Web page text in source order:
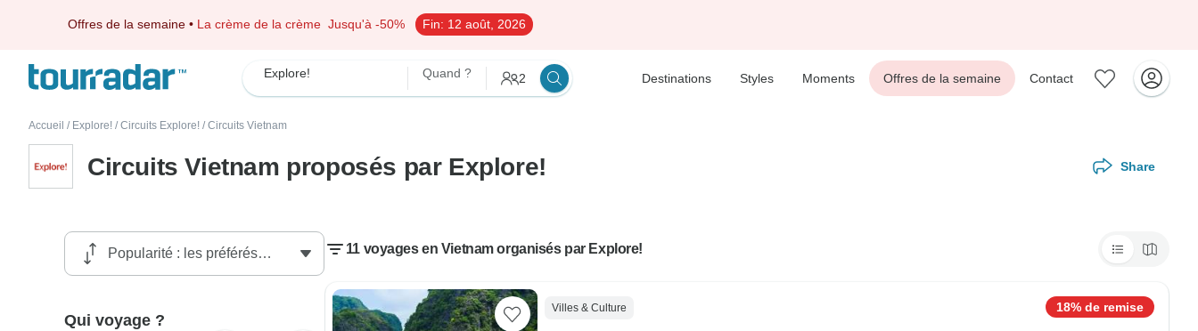
Offres de la semaine • La crème de la crème Jusqu'à -50% Fin: 12 août, 2026
Explore! Quand ? 2 Destinations Styles Moments Offres de la semaine Contact
Accueil / Explore! / Circuits Explore! / Circuits Vietnam
Circuits Vietnam proposés par Explore! Share
11 voyages en Vietnam organisés par Explore!
Villes & Culture 18% de remise
Qui voyage ?